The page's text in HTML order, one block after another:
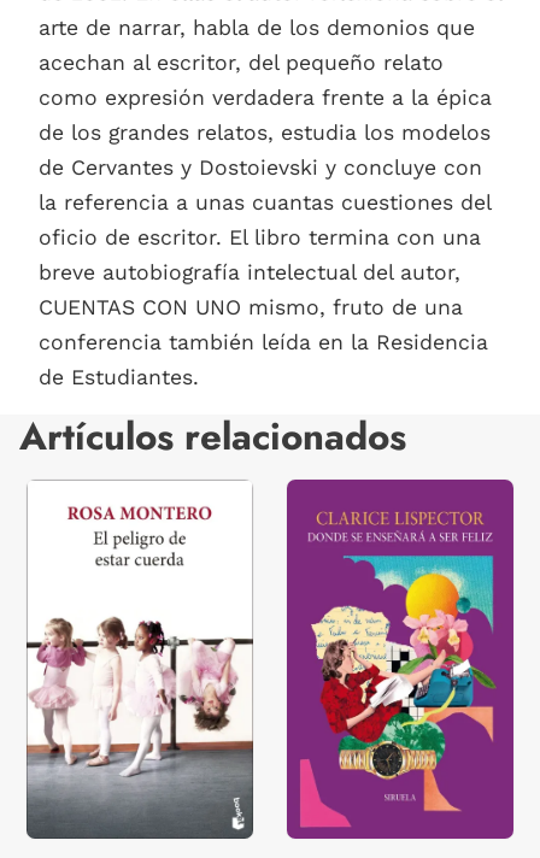
arte de narrar, habla de los demonios que
acechan al escritor, del pequeño relato
como expresión verdadera frente a la épica
de los grandes relatos, estudia los modelos
de Cervantes y Dostoievski y concluye con
la referencia a unas cuantas cuestiones del
oficio de escritor. El libro termina con una
breve autobiografía intelectual del autor,
CUENTAS CON UNO mismo, fruto de una
conferencia también leída en la Residencia
de Estudiantes.
Artículos relacionados